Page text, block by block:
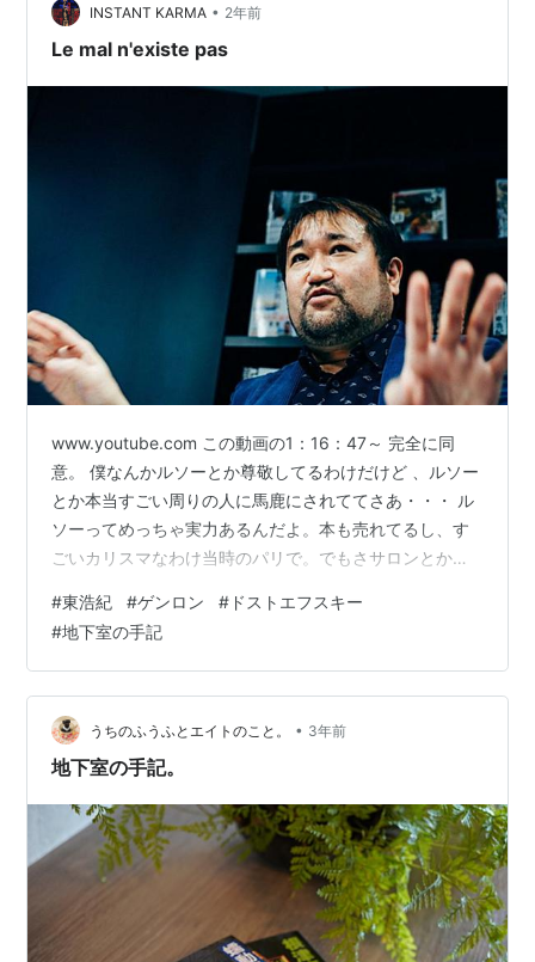
INSTANT KARMA • 2年前
Le mal n'existe pas
www.youtube.com この動画の1：16：47～ 完全に同
意。 僕なんかルソーとか尊敬してるわけだけど 、ルソー
とか本当すごい周りの人に馬鹿にされててさあ・・・ ル
ソーってめっちゃ実力あるんだよ。本も売れてるし、す
ごいカリスマなわけ当時のパリで。でもさサロンとかか
言われてさ。実際人格も破綻してんだよ。 でもさ書いて
るものめっちゃ魅力的なんだよね。でも周りの人すごい
馬鹿にしててさ。でも結果どうだった？ あの時代で残っ
たのはルソーなんだよね。破綻してるけどルソーなんだ
よ 。ああいうのが本物って思うわけ。 だから僕はこの本
（「訂正可能性の哲…
#東浩紀 #ゲンロン # ドストエフスキー
#地下室の手記
うちのふうふとエイトのこと。 • 3年前
地下室の手記。